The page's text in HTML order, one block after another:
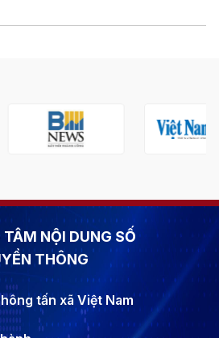
TÂM NỘI DUNG SỐ
THÔNG
tấn xã Việt Nam